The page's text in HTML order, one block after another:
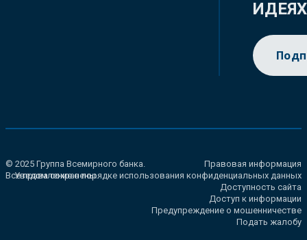
ИДЕЯХ
© 2025 Группа Всемирного банка.
Все права сохранены.
Правовая информация
Уведомление о порядке использования конфиденциальных данных
Доступность сайта
Доступ к информации
Предупреждение о мошенничестве
Подать жалобу